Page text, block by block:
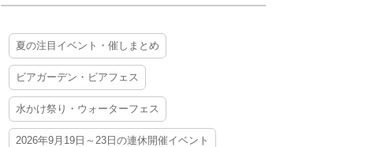
夏の注目イベント・催しまとめ
ビアガーデン・ビアフェス
水かけ祭り・ウォーターフェス
2026年9月19日～23日の連休開催イベント